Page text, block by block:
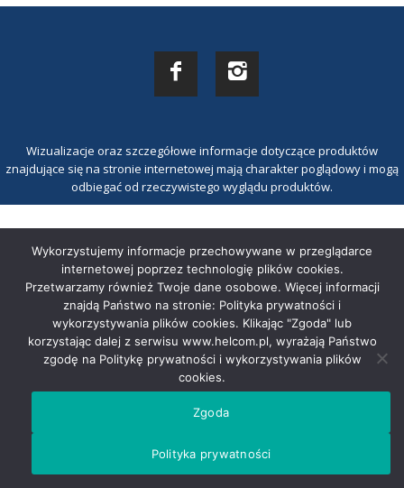
Wizualizacje oraz szczegółowe informacje dotyczące produktów
znajdujące się na stronie internetowej mają charakter poglądowy i mogą
odbiegać od rzeczywistego wyglądu produktów.
Wykorzystujemy informacje przechowywane w przeglądarce
internetowej poprzez technologię plików cookies.
Przetwarzamy również Twoje dane osobowe. Więcej informacji
znajdą Państwo na stronie: Polityka prywatności i
wykorzystywania plików cookies. Klikając "Zgoda" lub
korzystając dalej z serwisu www.helcom.pl, wyrażają Państwo
zgodę na Politykę prywatności i wykorzystywania plików
cookies.
Zgoda
Polityka prywatności